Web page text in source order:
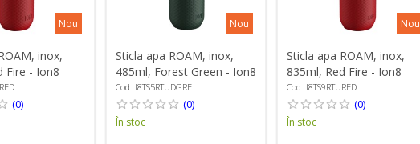
Nou
inox,
Fire - Ion8
(0)
Nou
Sticla apa ROAM, inox,
485ml, Forest Green - Ion8
Cod: I8TS5RTUDGRE
(0)
În stoc
Nou
Sticla apa ROAM, inox,
835ml, Red Fire - Ion8
Cod: I8TS9RTURED
(0)
În stoc